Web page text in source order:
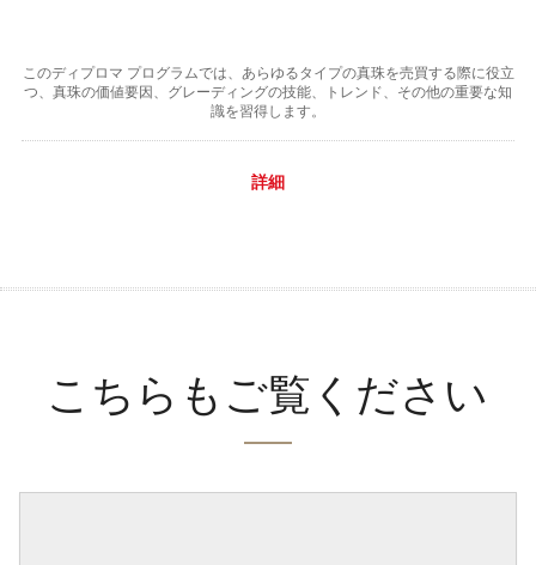
このディプロマ プログラムでは、あらゆるタイプの真珠を売買する際に役立
つ、真珠の価値要因、グレーディングの技能、トレンド、その他の重要な知
識を習得します。
詳細
こちらもご覧ください